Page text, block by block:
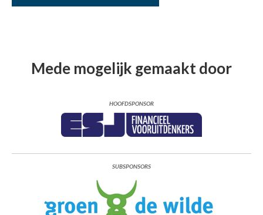
Mede mogelijk gemaakt door